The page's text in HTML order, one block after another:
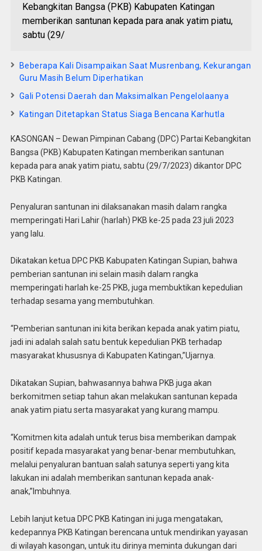
Kebangkitan Bangsa (PKB) Kabupaten Katingan
memberikan santunan kepada para anak yatim piatu,
sabtu (29/
Beberapa Kali Disampaikan Saat Musrenbang, Kekurangan
Guru Masih Belum Diperhatikan
Gali Potensi Daerah dan Maksimalkan Pengelolaanya
Katingan Ditetapkan Status Siaga Bencana Karhutla
KASONGAN – Dewan Pimpinan Cabang (DPC) Partai Kebangkitan
Bangsa (PKB) Kabupaten Katingan memberikan santunan
kepada para anak yatim piatu, sabtu (29/7/2023) dikantor DPC
PKB Katingan.
Penyaluran santunan ini dilaksanakan masih dalam rangka
memperingati Hari Lahir (harlah) PKB ke-25 pada 23 juli 2023
yang lalu.
Dikatakan ketua DPC PKB Kabupaten Katingan Supian, bahwa
pemberian santunan ini selain masih dalam rangka
memperingati harlah ke-25 PKB, juga membuktikan kepedulian
terhadap sesama yang membutuhkan.
“Pemberian santunan ini kita berikan kepada anak yatim piatu,
jadi ini adalah salah satu bentuk kepedulian PKB terhadap
masyarakat khususnya di Kabupaten Katingan,”Ujarnya.
Dikatakan Supian, bahwasannya bahwa PKB juga akan
berkomitmen setiap tahun akan melakukan santunan kepada
anak yatim piatu serta masyarakat yang kurang mampu.
“Komitmen kita adalah untuk terus bisa memberikan dampak
positif kepada masyarakat yang benar-benar membutuhkan,
melalui penyaluran bantuan salah satunya seperti yang kita
lakukan ini adalah memberikan santunan kepada anak-
anak,”Imbuhnya.
Lebih lanjut ketua DPC PKB Katingan ini juga mengatakan,
kedepannya PKB Katingan berencana untuk mendirikan yayasan
di wilayah kasongan, untuk itu dirinya meminta dukungan dari